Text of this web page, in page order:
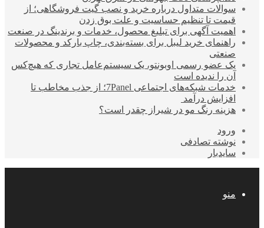
سوالات متداول درباره خرید و نصب گیت فروشگاهی؛ از
قیمت تا تنظیم حساسیت و علت بوق زدن
اهمیت آگهی برای تبلیغ محصول، خدمات و برندینگ در صنعت
راهنمای خرید لیبل برای بسته‌بندی، چاپ بارکد و محصولات
صنعتی
یک عضو رسمی اوبونتو، یک سیستم‌عامل تجاری که هیچ‌کس
آن را ندیده است
خدمات شبکه‌های اجتماعی 7Panel؛ از جذب مخاطب تا
افزایش درآمد
هزینه رنگ مو در شیراز چقدر است؟
ورود
نوشته تصادفی
سایدبار
منو